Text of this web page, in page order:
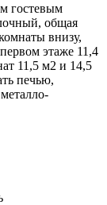
гостевым
общая
внизу,
этаже 11,4
11,5 м2 и 14,5
печью,